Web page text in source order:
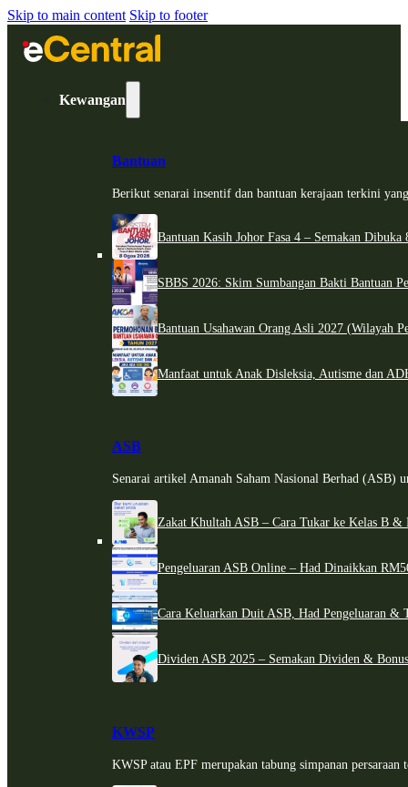
Skip to main content Skip to footer
Kewangan
Bantuan
Berikut senarai insentif dan bantuan kerajaan terkini
Bantuan Kasih Johor Fasa 4 – Semakan
SBBS 2026: Skim Sumbangan Bakti Bantuan
Bantuan Usahawan Orang Asli 2027 (Wilayah
Manfaat untuk Anak Disleksia, Autisme dan
ASB
Senarai artikel Amanah Saham Nasional Berhad (ASB)
Zakat Khultah ASB – Cara Tukar ke Kelas B &
Pengeluaran ASB Online – Had Dinaikkan
Cara Keluarkan Duit ASB, Had Pengeluaran &
Dividen ASB 2025 – Semakan Dividen &
KWSP
KWSP atau EPF merupakan tabung simpanan persaraan